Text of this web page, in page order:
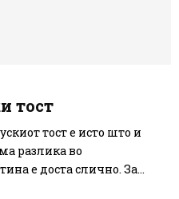
тост
тост е исто што и
разлика во
е доста слично. За...